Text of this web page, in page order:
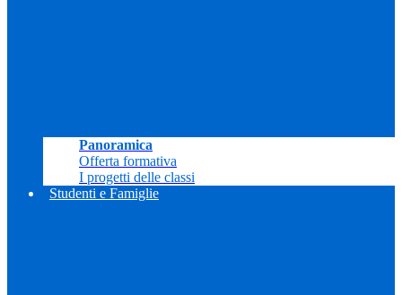
Panoramica
Offerta formativa
I progetti delle classi
Studenti e Famiglie